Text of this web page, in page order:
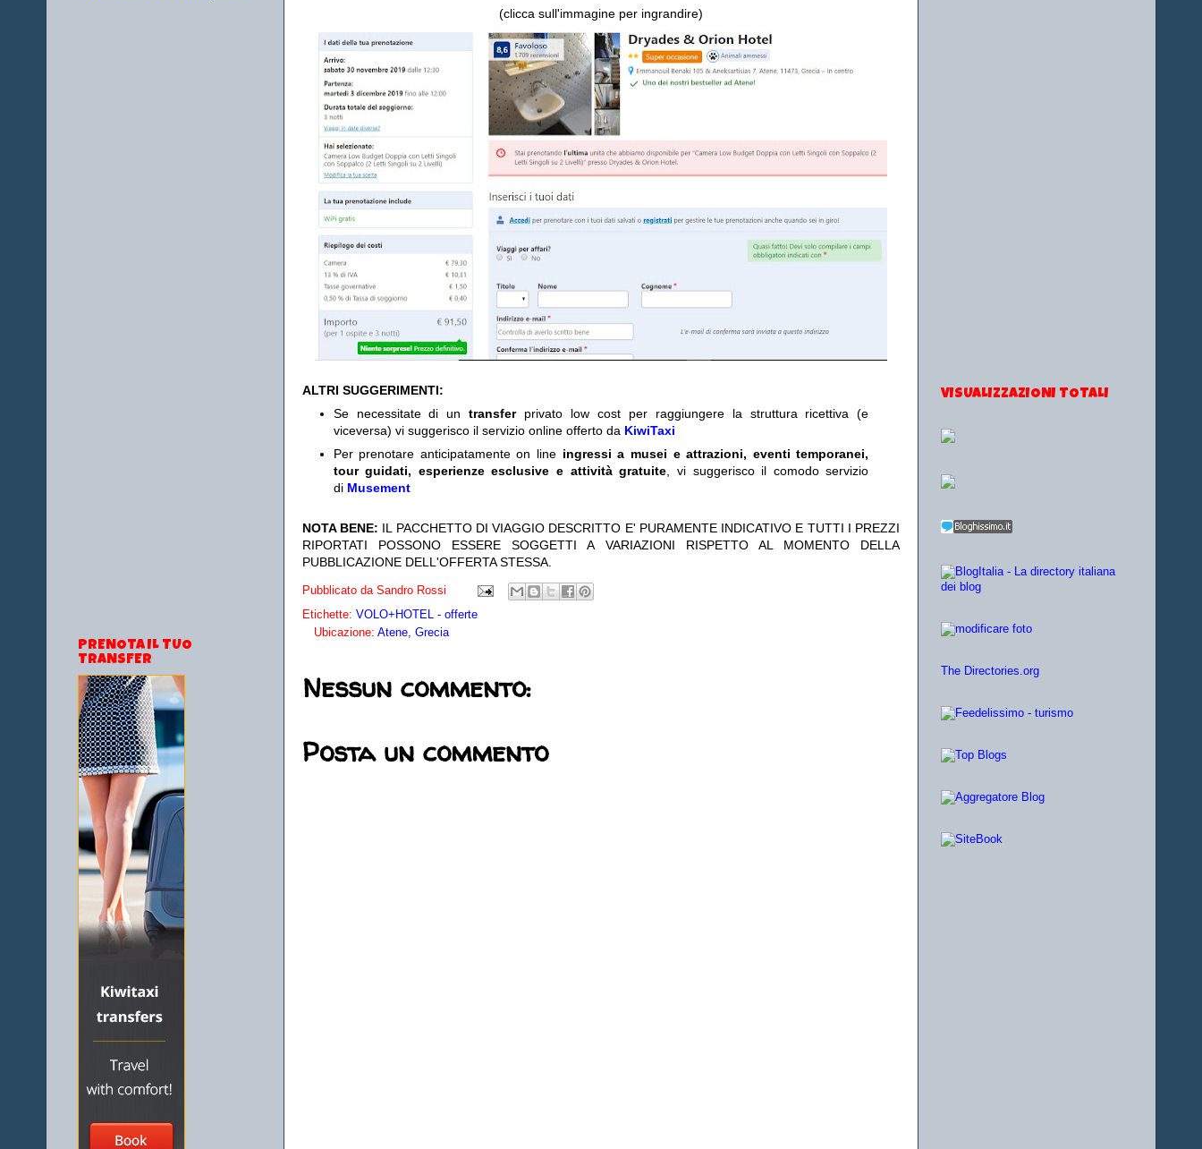
(clicca sull'immagine per ingrandire)
ALTRI SUGGERIMENTI:
Se necessitate di untransfer privato low cost per raggiungere la struttura ricettiva (e
viceversa) vi suggerisco il servizio online offerto da KiwiTaxi
Per prenotare anticipatamente on line ingressi a musei e attrazioni, eventi temporanei,
tour guidati, esperienze esclusive e attività gratuite , vi suggerisco il comodo servizio
di Musement
NOTA BENE: IL PACCHETTO DI VIAGGIO DESCRITTO E' PURAMENTE INDICATIVO E TUTTI I PREZZI
RIPORTATI POSSONO ESSERE SOGGETTI A VARIAZIONI RISPETTO AL MOMENTO DELLA
PUBBLICAZIONE DELL'OFFERTA STESSA.
Pubblicato da Sandro Rossi
Etichette: VOLO+HOTEL - offerte
Ubicazione: Atene, Grecia
Nessun commento:
Posta un commento
PRENOTA IL TUO
TRANSFER
VISUALIZZAZIONI TOTALI
The Directories.org